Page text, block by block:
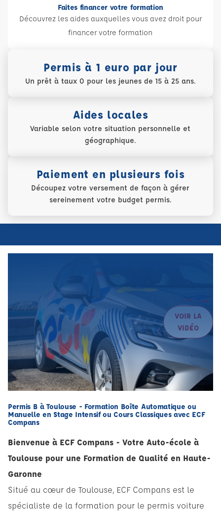
Faites financer votre formation
Découvrez les aides auxquelles vous avez droit pour
financer votre formation
Permis à 1 euro par jour
Un prêt à taux 0 pour les jeunes de 15 à 25 ans.
Aides locales
Variable selon votre situation personnelle et
géographique.
Paiement en plusieurs fois
Découpez votre versement de façon à gérer
sereinement votre budget permis.
VOIR LA
VIDÉO
Permis B à Toulouse - Formation Boîte Automatique ou
Manuelle en Stage Intensif ou Cours Classiques avec ECF
Compans
Bienvenue à ECF Compans - Votre Auto-école à
Toulouse pour une Formation de Qualité en Haute-
Garonne
Situé au cœur de Toulouse, ECF Compans est le
spécialiste de la formation pour le permis voiture